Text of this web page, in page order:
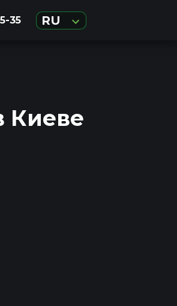
35 RU
Киеве